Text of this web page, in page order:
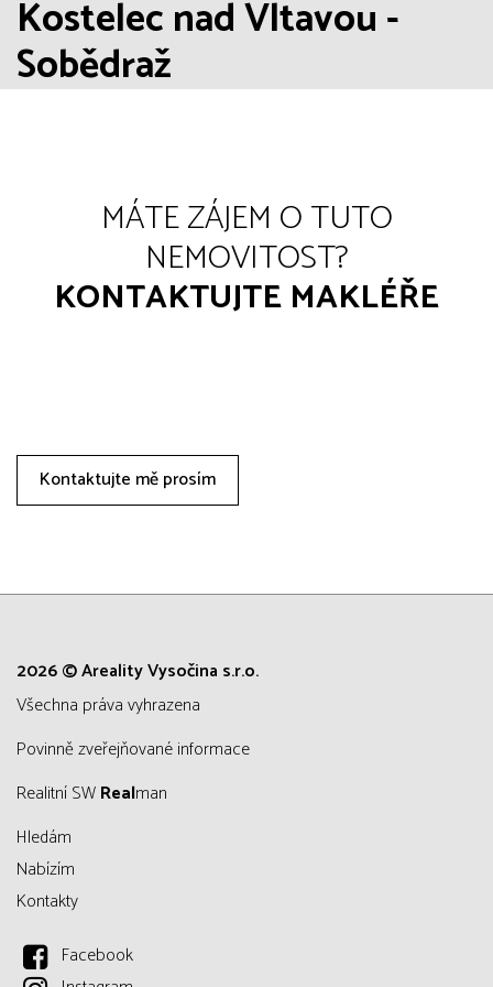
Kostelec nad Vltavou -
Sobědraž
MÁTE ZÁJEM O TUTO
NEMOVITOST?
KONTAKTUJTE MAKLÉŘE
Kontaktujte mě prosím
2026 © Areality Vysočina s.r.o.
všechna práva vyhrazena
Povinně zveřejňované informace
Realitní SWRealman
Hledám
Nabízím
Kontakty
Facebook